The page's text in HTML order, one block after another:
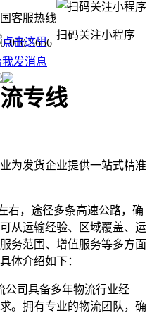
客服热线
010-5656
扫码关注小程序
专线
为发货企业提供一站式精准
右，途径多条高速公路，确
从运输经验、区域覆盖、运
务范围、增值服务等多方面
体介绍如下：
公司具备多年物流行业经
。拥有专业的物流团队，确